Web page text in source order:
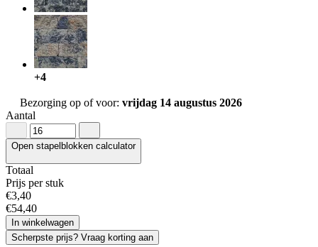
+4
Bezorging op of voor: vrijdag 14 augustus 2026
Aantal
Open stapelblokken calculator
Totaal
Prijs per stuk
€3,40
€54,40
In winkelwagen
Scherpste prijs? Vraag korting aan